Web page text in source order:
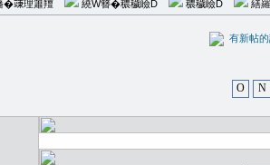
�𥪕理簫羶 繞W簪�穠穢瞼D 穠穢瞼D 繕
有新
O N